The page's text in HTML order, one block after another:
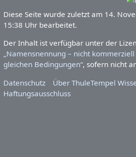
Diese Seite wurde zuletzt am 14.
15:38 Uhr bearbeitet.
Der Inhalt ist verfügbar unter der
„Namensnennung – nicht
gleichen Bedingungen“, sofern nicht
Datenschutz
Über ThuleTempel
Haftungsausschluss